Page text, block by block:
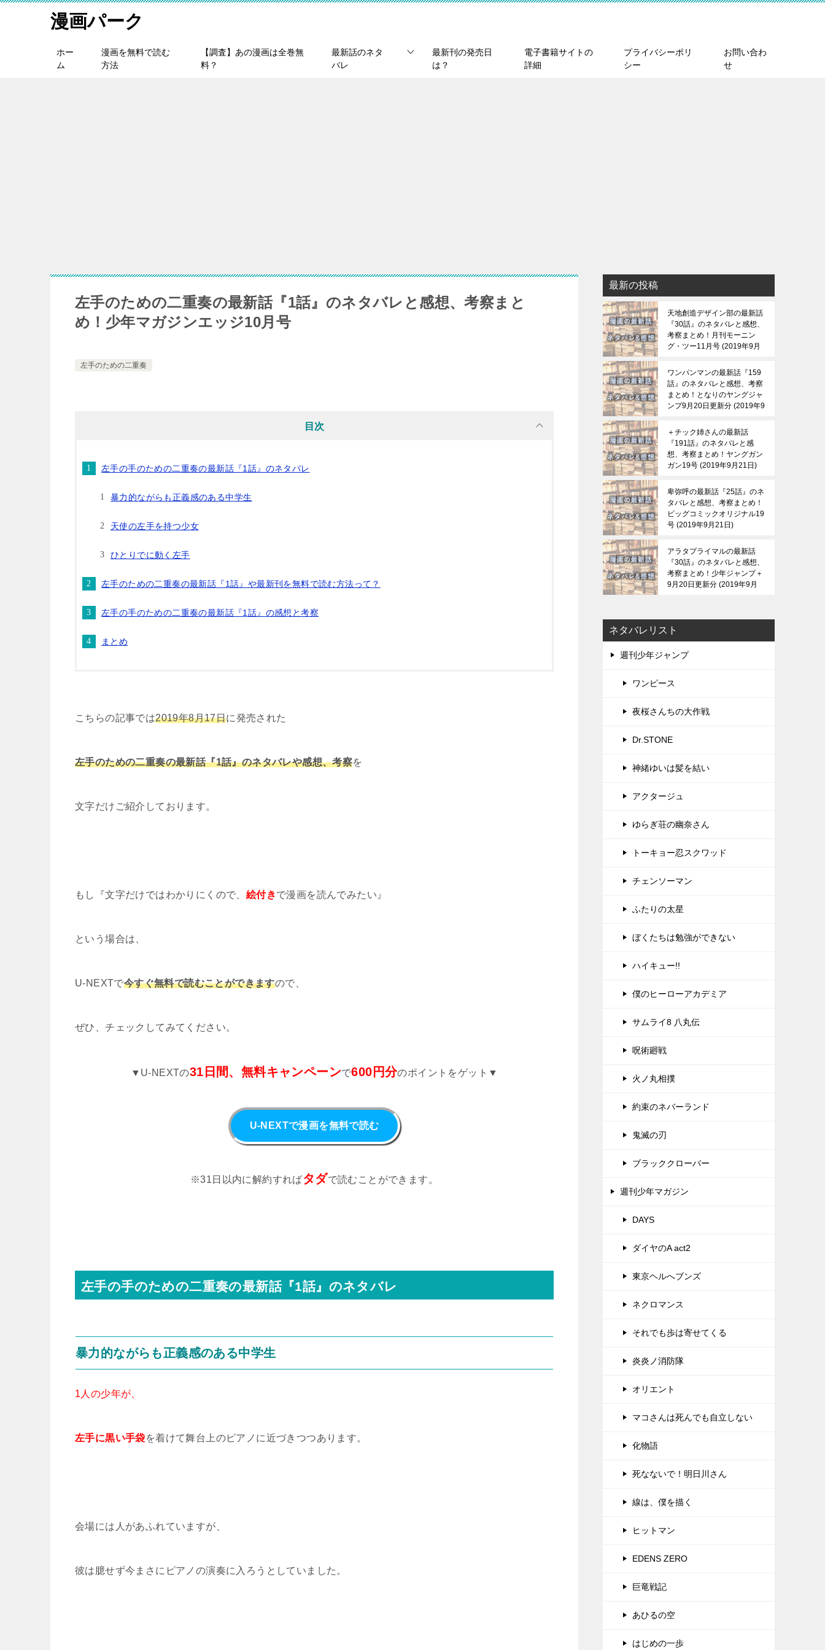
漫画パーク
ホー
ム
漫画を無料で読む
方法
【調査】あの漫画は全巻無
料？
最新話のネタ
バレ
最新刊の発売日
は？
電子書籍サイトの
詳細
プライバシーポリ
シー
お問い合わ
せ
左手のための二重奏の最新話『1話』のネタバレと感想、考察まと
め！少年マガジンエッジ10月号
左手のための二重奏
目次
左手の手のための二重奏の最新話『1話』のネタバレ
暴力的ながらも正義感のある中学生
天使の左手を持つ少女
ひとりでに動く左手
左手のための二重奏の最新話『1話』や最新刊を無料で読む方法って？
左手の手のための二重奏の最新話『1話』の感想と考察
まとめ
こちらの記事では2019年8月17日に発売された
左手のための二重奏の最新話『1話』のネタバレや感想、考察を
文字だけご紹介しております。
もし『文字だけではわかりにくので、 絵付きで漫画を読んでみたい』
という場合は、
U-NEXTで今すぐ無料で読むことができますので、
ぜひ、チェックしてみてください。
▼U-NEXTの31日間、無料キャンペーンで600円分のポイントをゲット▼
U-NEXTで漫画を無料で読む
※31日以内に解約すればタダで読むことができます。
左手の手のための二重奏の最新話『1話』のネタバレ
暴力的ながらも正義感のある中学生
1人の少年が、
左手に黒い手袋を着けて舞台上のピアノに近づきつつあります。
会場には人があふれていますが、
彼は臆せず今まさにピアノの演奏に入ろうとしていました。
最新の投稿
天地創造デザイン部の最新話
『30話』のネタバレと感想、
考察まとめ！月刊モーニン
グ・ツー11月号 2019年9月
ワンパンマンの最新話『159
話』のネタバレと感想、考察
まとめ！となりのヤングジャ
ンプ9月20日更新分 2019年9
＋チック姉さんの最新話
『191話』のネタバレと感
想、考察まとめ！ヤングガン
ガン19号 2019年9月21日
卑弥呼の最新話『25話』のネ
タバレと感想、考察まとめ！
ビッグコミックオリジナル19
号 2019年9月21日
アラタプライマルの最新話
『30話』のネタバレと感想、
考察まとめ！少年ジャンプ＋
9月20日更新分 2019年9月
ネタバレリスト
週刊少年ジャンプ
ワンピース
夜桜さんちの大作戦
Dr.STONE
神緒ゆいは髪を結い
アクタージュ
ゆらぎ荘の幽奈さん
トーキョー忍スクワッド
チェンソーマン
ふたりの太星
ぼくたちは勉強ができない
ハイキュー!!
僕のヒーローアカデミア
サムライ8 八丸伝
呪術廻戦
火ノ丸相撲
約束のネバーランド
鬼滅の刃
ブラッククローバー
週刊少年マガジン
DAYS
ダイヤのA act2
東京ヘルへブンズ
ネクロマンス
それでも歩は寄せてくる
炎炎ノ消防隊
オリエント
マコさんは死んでも自立しない
化物語
死なないで！明日川さん
線は、僕を描く
ヒットマン
EDENS ZERO
巨竜戦記
あひるの空
はじめの一歩